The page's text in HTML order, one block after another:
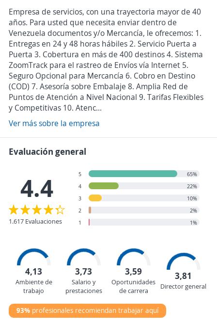
Empresa de servicios, con una trayectoria mayor de 40
años. Para usted que necesita enviar dentro de
Venezuela documentos y/o Mercancía, le ofrecemos: 1.
Entregas en 24 y 48 horas hábiles 2. Servicio Puerta a
Puerta 3. Cobertura en más de 400 destinos 4. Sistema
ZoomTrack para el rastreo de Envíos vía Internet 5.
Seguro Opcional para Mercancía 6. Cobro en Destino
(COD) 7. Asesoría sobre Embalaje 8. Amplia Red de
Puntos de Atención a Nivel Nacional 9. Tarifas Flexibles
y Competitivas 10. Atenc...
Ver más sobre la empresa
Evaluación general
4.4
1.617 Evaluaciones
5
65%
4
22%
3
10%
2
2%
1
1%
4,13
Ambiente de
trabajo
3,73
Salario y
prestaciones
3,59
Oportunidades
de carrera
3,81
Director general
93% profesionales recomiendan trabajar aquí